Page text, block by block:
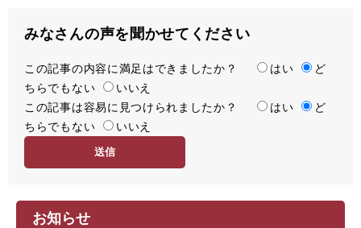
みなさんの声を聞かせてください
満
足
度
この記事の内容に満足はできましたか？ はい
ど
ちらでもない
いいえ
容
易
この記事は容易に見つけられましたか？ はい
ど
ちらでもない
いいえ
お知らせ